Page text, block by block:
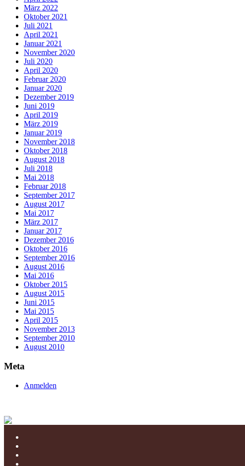
März 2022
Oktober 2021
Juli 2021
April 2021
Januar 2021
November 2020
Juli 2020
April 2020
Februar 2020
Januar 2020
Dezember 2019
Juni 2019
April 2019
März 2019
Januar 2019
November 2018
Oktober 2018
August 2018
Juli 2018
Mai 2018
Februar 2018
September 2017
August 2017
Mai 2017
März 2017
Januar 2017
Dezember 2016
Oktober 2016
September 2016
August 2016
Mai 2016
Oktober 2015
August 2015
Juni 2015
Mai 2015
April 2015
November 2013
September 2010
August 2010
Meta
Anmelden